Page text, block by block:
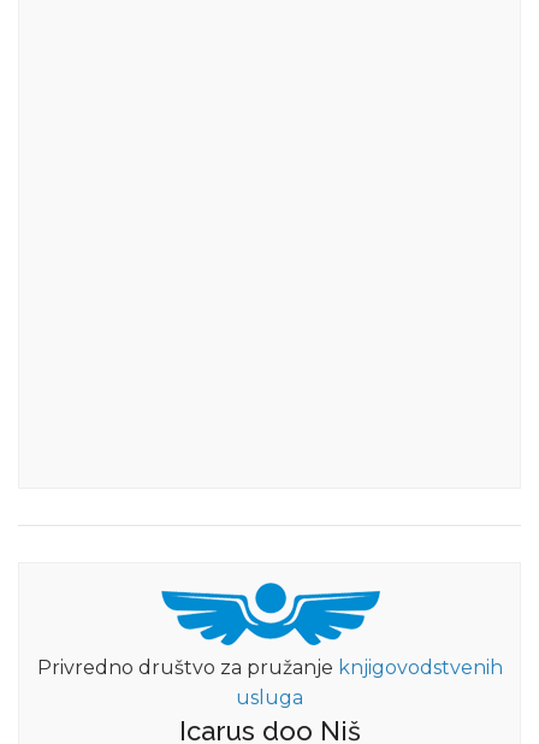
Privredno društvo za pružanje knjigovodstvenih
usluga
Icarus doo Niš